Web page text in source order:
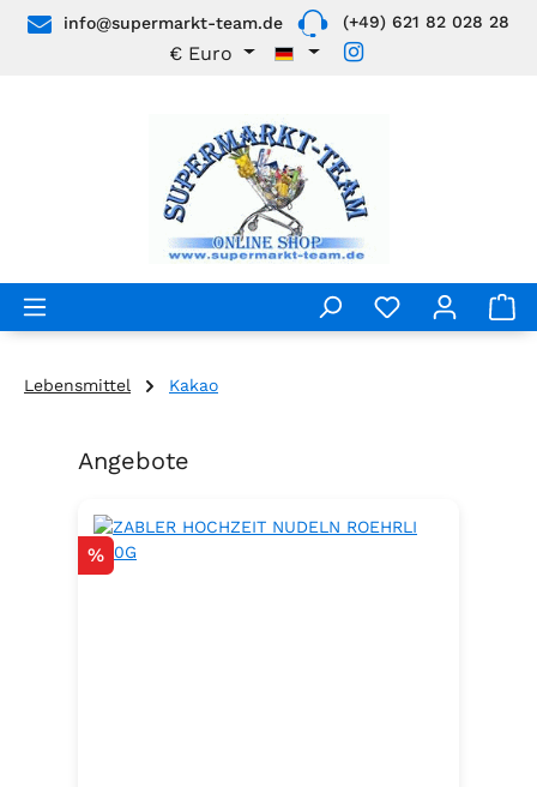
Zum Hauptinhalt springen
info@supermarkt-team.de (+49) 621 82 028 28
€ Euro
Lebensmittel Kakao
Produktgalerie überspringen
Angebote
Rabatt
%